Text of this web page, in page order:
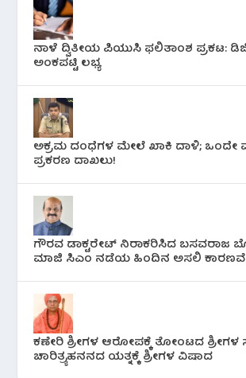
ನಾಳೆ ದ್ವಿತೀಯ ಪಿಯುಸಿ ಫಲಿತಾಂಶ ಪ್ರಕಟ:
ಅಂಕಪಟ್ಟಿ ಲಭ್ಯ
ಅಕ್ರಮ ದಂಧೆಗಳ ಮೇಲೆ ಖಾಕಿ ದಾಳಿ; ಒಂದೇ
ಪ್ರಕರಣ ದಾಖಲು!
ಗೌರವ ಡಾಕ್ಟರೇಟ್ ನಿರಾಕರಿಸಿದ ಬಸವರಾಜ
ಮಾಜಿ ಸಿಎಂ ನಡೆಯ ಹಿಂದಿನ ಅಸಲಿ
ಕಣೇರಿ ಶ್ರೀಗಳ ಆರೋಪಕ್ಕೆ ತೋಂಟದ ಶ್ರೀಗಳ
ಚಾರಿತ್ರ್ಯಹನನದ ಯತ್ನಕ್ಕೆ ಶ್ರೀಗಳ ವಿಷಾದ